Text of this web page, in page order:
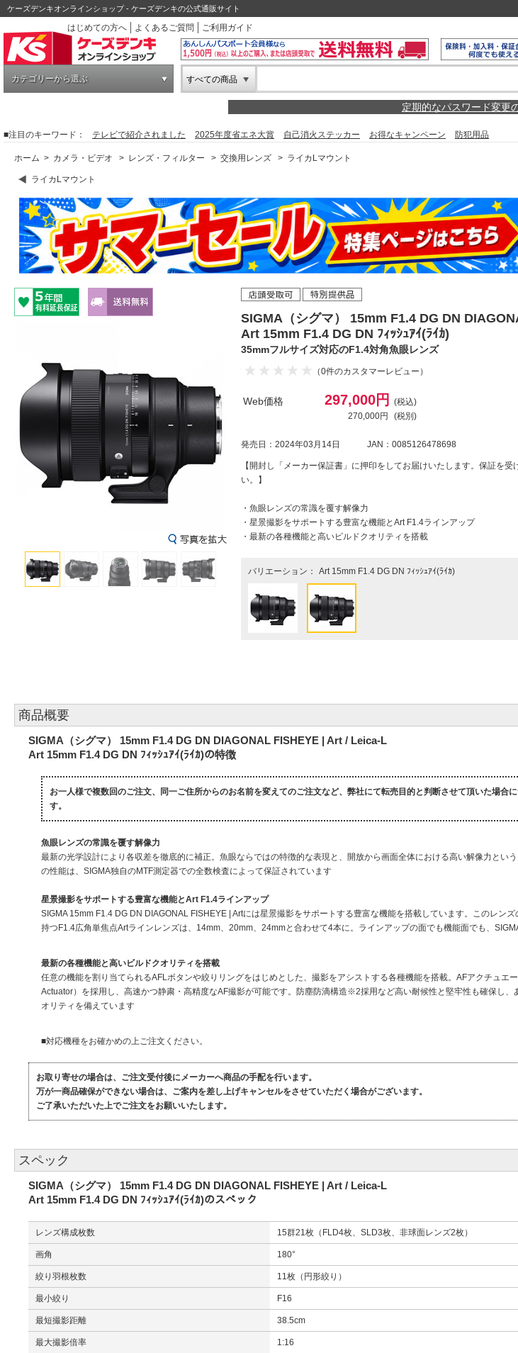
ケーズデンキオンラインショップ - ケーズデンキの公式通販サイト
はじめての方へ
よくあるご質問 ご利用ガイド
カテゴリーから選ぶ すべての商品
定期的なパスワード変更
■注目のキーワード： テレビで紹介されました 2025年度省エネ大賞 自己消火ステッカー お得なキャンペーン 防犯用品
ホーム > カメラ・ビデオ > レンズ・フィルター > 交換用レンズ > ライカLマウント
ライカLマウント
SIGMA（シグマ） 15mm F1.4 DG DN
Art 15mm F1.4 DG DN ﾌｨｯｼｭｱｲ(ﾗｲｶ)
35mmフルサイズ対応のF1.4対角魚眼レンズ
（0件のカスタマーレビュー）
Web価格 297,000円
(税込)
270,000円
(税別)
発売日：2024年03月14日 JAN：0085126478698
【開封し「メーカー保証書」に押印をしてお届けいたします。保証を
い。】
・魚眼レンズの常識を覆す解像力
・星景撮影をサポートする豊富な機能とArt F1.4ラインアップ
・最新の各種機能と高いビルドクオリティを搭載
バリエーション： Art 15mm F1.4 DG DN ﾌｨｯｼｭｱｲ(ﾗｲｶ)
商品概要
SIGMA（シグマ） 15mm F1.4 DG DN DIAGONAL FISHEYE | Art / Leica-L
Art 15mm F1.4 DG DN ﾌｨｯｼｭｱｲ(ﾗｲｶ)の特徴
お一人様で複数回のご注文、同一ご住所からのお名前を変えてのご注文など、弊社にて転売目的と判断させて頂いた場合
す。
魚眼レンズの常識を覆す解像力
最新の光学設計により各収差を徹底的に補正。魚眼ならではの特徴的な表現と、開放から画面全体における高い解像力とい
の性能は、SIGMA独自のMTF測定器での全数検査によって保証されています
星景撮影をサポートする豊富な機能とArt F1.4ラインアップ
SIGMA 15mm F1.4 DG DN DIAGONAL FISHEYE | Artには星景撮影をサポートする豊富な機能を搭載しています。このレン
持つF1.4広角単焦点Artラインレンズは、14mm、20mm、24mmと合わせて4本に。ラインアップの面でも機能面でも、
最新の各種機能と高いビルドクオリティを搭載
任意の機能を割り当てられるAFLボタンや絞りリングをはじめとした、撮影をアシストする各種機能を搭載。AFアクチュ
Actuator）を採用し、高速かつ静粛・高精度なAF撮影が可能です。防塵防滴構造※2採用など高い耐候性と堅牢性も確保し、
オリティを備えています
■対応機種をお確かめの上ご注文ください。
お取り寄せの場合は、ご注文受付後にメーカーへ商品の手配を行います。
万が一商品確保ができない場合は、ご案内を差し上げキャンセルをさせていただく場合がございます。
ご了承いただいた上でご注文をお願いいたします。
スペック
SIGMA（シグマ） 15mm F1.4 DG DN DIAGONAL FISHEYE | Art / Leica-L
Art 15mm F1.4 DG DN ﾌｨｯｼｭｱｲ(ﾗｲｶ)のスペック
レンズ構成枚数 15群21枚（FLD4枚、SLD3枚、非球面レンズ2枚）
画角 180°
絞り羽根枚数 11枚（円形絞り）
最小絞り F16
最短撮影距離 38.5cm
最大撮影倍率 1:16